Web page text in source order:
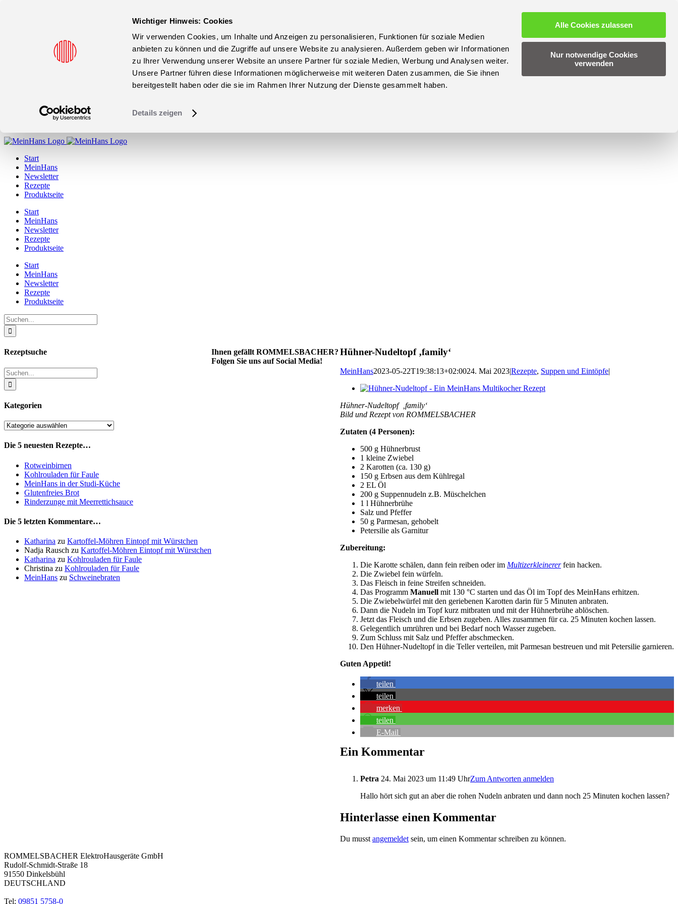
Wichtiger Hinweis: Cookies
Wir verwenden Cookies, um Inhalte und Anzeigen zu personalisieren, Funktionen für soziale Medien
anbieten zu können und die Zugriffe auf unsere Website zu analysieren. Außerdem geben wir Informationen
zu Ihrer Verwendung unserer Website an unsere Partner für soziale Medien, Werbung und Analysen weiter.
Unsere Partner führen diese Informationen möglicherweise mit weiteren Daten zusammen, die Sie ihnen
bereitgestellt haben oder die sie im Rahmen Ihrer Nutzung der Dienste gesammelt haben.
Details zeigen
Alle Cookies zulassen
Nur notwendige Cookies
verwenden
Zum
springenStart
MeinHans
Newsletter
Rezepte
Produktseite
Start
MeinHans
Newsletter
Rezepte
Produktseite
Start
MeinHans
Newsletter
Rezepte
Produktseite
Suche
nach:
Hühner-Nudeltopf ‚family‘
MeinHans2023-05-22T19:38:13+02:0024. Mai 2023|Rezepte, Suppen und Eintöpfe|
Zeige
Bild
Hühner-Nudeltopf ‚family‘
Bild und Rezept von ROMMELSBACHER
Zutaten (4 Personen):
500 g Hühnerbrust
1 kleine Zwiebel
2 Karotten (ca. 130 g)
150 g Erbsen aus dem Kühlregal
2 EL Öl
200 g Suppennudeln z.B. Müschelchen
1 l Hühnerbrühe
Salz und Pfeffer
50 g Parmesan, gehobelt
Petersilie als Garnitur
Zubereitung:
Die Karotte schälen, dann fein reiben oder im Multizerkleinererfein hacken.
Die Zwiebel fein würfeln.
Das Fleisch in feine Streifen schneiden.
Das Programm Manuell mit 130 °C starten und das Öl im Topf des MeinHans erhitzen.
Die Zwiebelwürfel mit den geriebenen Karotten darin für 5 Minuten anbraten.
Dann die Nudeln im Topf kurz mitbraten und mit der Hühnerbrühe ablöschen.
Jetzt das Fleisch und die Erbsen zugeben. Alles zusammen für ca. 25 Minuten kochen lassen.
Gelegentlich umrühren und bei Bedarf noch Wasser zugeben.
Zum Schluss mit Salz und Pfeffer abschmecken.
Den Hühner-Nudeltopf in die Teller verteilen, mit Parmesan bestreuen und mit Petersilie garnieren.
Guten Appetit!
teilen
teilen
merken
teilen
E-Mail
Ein Kommentar
Petra 24. Mai 2023 um 11:49 UhrZum Antworten anmelden
Hallo hört sich gut an aber die rohen Nudeln anbraten und dann noch 25 Minuten kochen lassen?
Hinterlasse einen Kommentar
Du musst angemeldet sein, um einen Kommentar schreiben zu können.
Rezeptsuche
Suche
nach:
Kategorien
Kategorien
Die 5 neuesten Rezepte…
Rotweinbirnen
Kohlrouladen für Faule
MeinHans in der Studi-Küche
Glutenfreies Brot
Rinderzunge mit Meerrettichsauce
Die 5 letzten Kommentare…
Katharina zu Kartoffel-Möhren Eintopf mit Würstchen
Nadja Rausch zu Kartoffel-Möhren Eintopf mit Würstchen
Katharina zu Kohlrouladen für Faule
Christina zu Kohlrouladen für Faule
MeinHans zu Schweinebraten
Ihnen gefällt ROMMELSBACHER?
Folgen Sie uns auf Social Media!
ROMMELSBACHER ElektroHausgeräte GmbH
Rudolf-Schmidt-Straße 18
91550 Dinkelsbühl
DEUTSCHLAND
Tel: 09851 5758-0